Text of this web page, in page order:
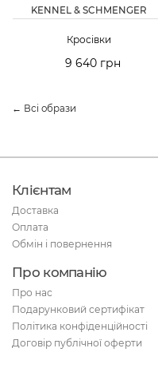
KENNEL & SCHMENGER
Кросівки
9 640 грн
← Всі образи
Клієнтам
Доставка
Оплата
Обмін і повернення
Про компанію
Про нас
Подарунковий сертифікат
Політика конфіденційності
Договір публічної оферти